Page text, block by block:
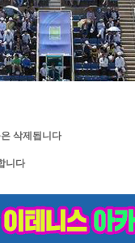
삭제됩니다
니다